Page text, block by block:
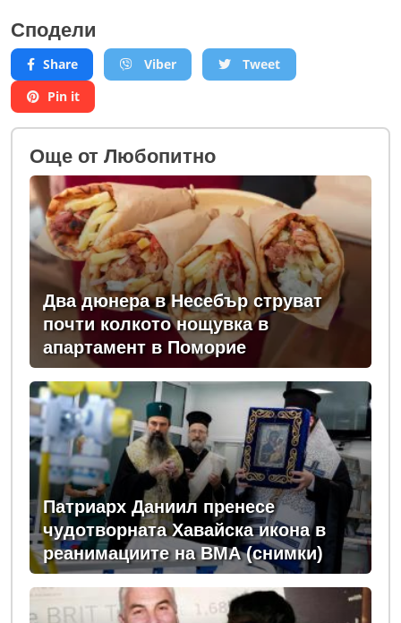
Сподели
Share Viber
Tweet
Pin it
Oще от Любопитно
Два дюнера в Несебър струват
почти колкото нощувка в
апартамент в Поморие
Патриарх Даниил пренесе
чудотворната Хавайска икона в
реанимациите на ВМА (снимки)